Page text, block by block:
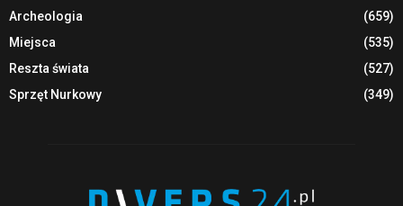
Archeologia
(659)
Miejsca
(535)
Reszta świata
(527)
Sprzęt Nurkowy
(349)